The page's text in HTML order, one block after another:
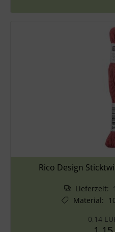
Rico Design
Lieferzeit:
Material:
0,14